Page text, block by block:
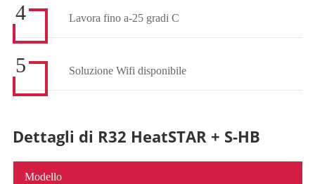
4 Lavora fino a-25 gradi C
5 Soluzione Wifi disponibile
Dettagli di R32 HeatSTAR + S-HB
Modello